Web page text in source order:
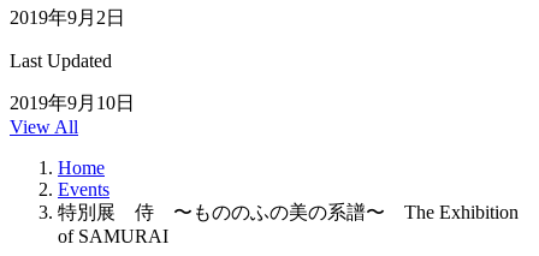
2019年9月2日
Last Updated
2019年9月10日
View All
Home
Events
特別展 侍 〜もののふの美の系譜〜 The Exhibition
of SAMURAI